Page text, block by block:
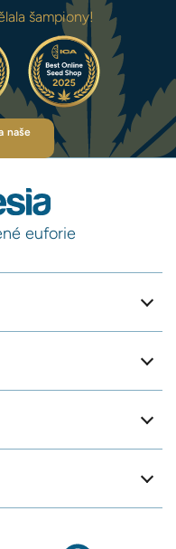
šampiony!
naše
euforie